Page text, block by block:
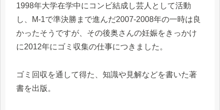
1998年大学在学中にコンビ結成し芸人として活動
し、M-1で準決勝まで進んだ2007-2008年の一時は良
かったそうですが、その後奥さんの妊娠をきっかけ
に2012年にゴミ収集の仕事につきました。
ゴミ回収を通して得た、知識や見解などを書いた著
書を出版。